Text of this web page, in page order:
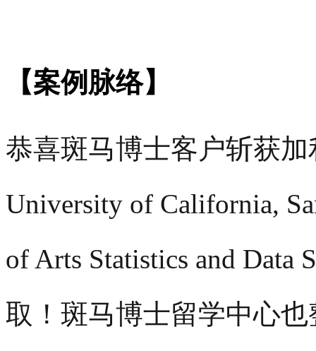
【案例脉络】
恭喜斑马博士客户斩获
University of California,
of Arts Statistics and
取！斑马博士留学中心